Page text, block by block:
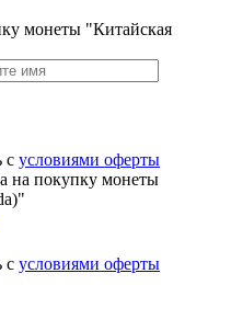
монеты "Китайская
с условиями оферты
на покупку монеты
с условиями оферты